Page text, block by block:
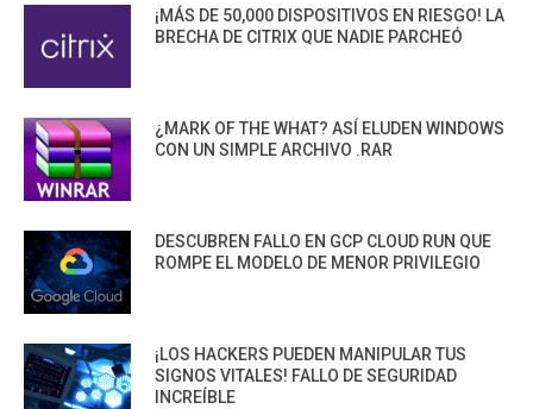
¡MÁS DE 50,000 DISPOSITIVOS EN RIESGO! LA
BRECHA DE CITRIX QUE NADIE PARCHEÓ
¿MARK OF THE WHAT? ASÍ ELUDEN WINDOWS
CON UN SIMPLE ARCHIVO .RAR
DESCUBREN FALLO EN GCP CLOUD RUN QUE
ROMPE EL MODELO DE MENOR PRIVILEGIO
¡LOS HACKERS PUEDEN MANIPULAR TUS
SIGNOS VITALES! FALLO DE SEGURIDAD
INCREÍBLE